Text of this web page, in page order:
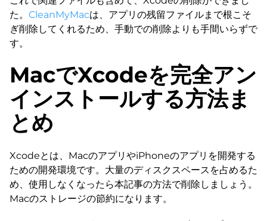
た。 CleanMyMacは、アプリの残留ファイルまで根こそ
ぎ削除してくれるため、手動での削除よりも手間いらずで
す。
MacでXcodeを完全アン
インストールする方法ま
とめ
Xcodeとは、MacのアプリやiPhoneのアプリを開発する
ための開発環境です。大量のディスクスペースを占めるた
め、使用しなくなったら本記事の方法で削除しましょう。
Macのストレージの節約になります。